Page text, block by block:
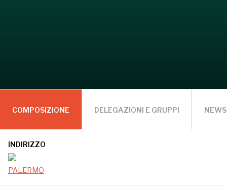
COMPOSIZIONE DELEGAZIONI E GRUPPI NEWS
INDIRIZZO
PALERMO